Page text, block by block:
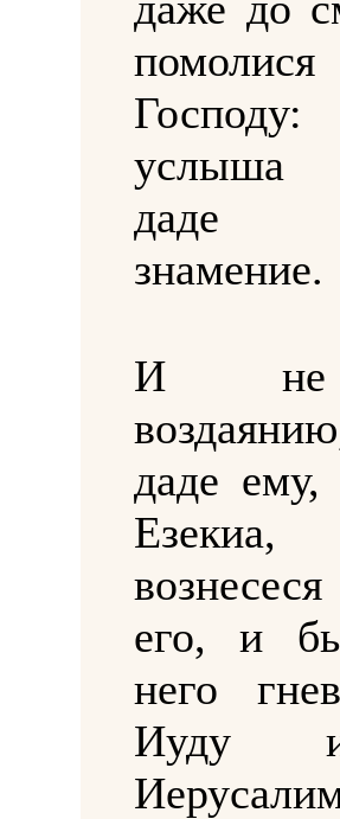
услыша
даде
знамение.
И
даде ему,
его, и
него
Иуду